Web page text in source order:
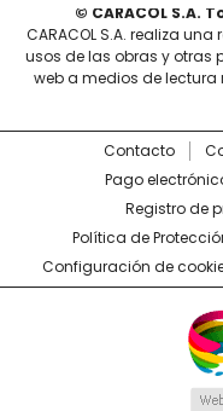
© CARACOL S.A.
CARACOL S.A. realiza
usos de las obras y otras
web a medios de
Contacto
Pago
Registro de
Política de
Configuración de